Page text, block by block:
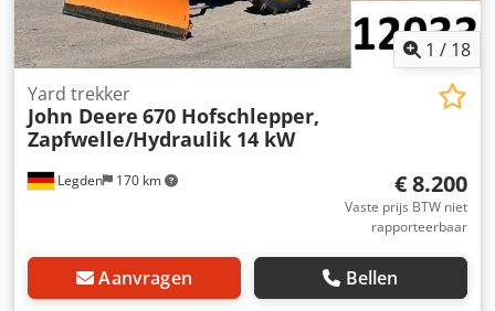
1 / 18
Legden 170 km
Yard trekker
John Deere 670 Hofschlepper,
Zapfwelle/Hydraulik 14 kW
€ 8.200
Vaste prijs BTW niet
rapporteerbaar
Aanvragen Bellen